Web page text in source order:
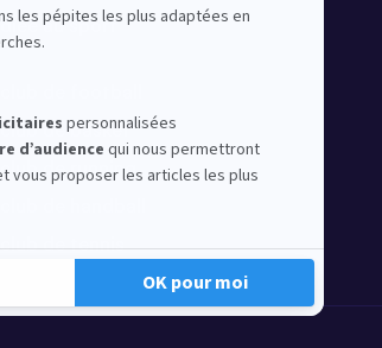
au sport
de football
de basket
de running
de handball
de tennis